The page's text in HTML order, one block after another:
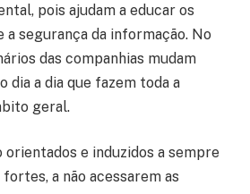
pois ajudam a educar os
segurança da informação. No
das companhias mudam
dia a dia que fazem toda a
geral.
orientados e induzidos a sempre
a não acessarem as